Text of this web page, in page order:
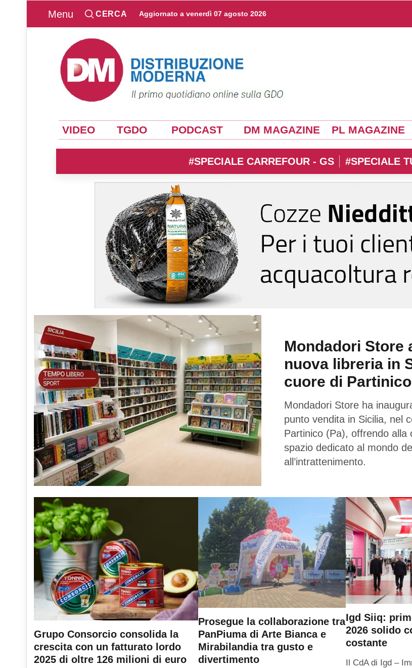
Menu CERCA Aggiornato a venerdì 07 agosto 2026
VIDEO TGDO PODCAST DM MAGAZINE PL MAGAZINE
#SPECIALE CARREFOUR - GS #SPECIALE
Mondadori Store
nuova libreria in
cuore di
Mondadori Store ha
punto vendita in Sicilia, nel
Partinico (Pa), offrendo alla
spazio dedicato al mondo
all’intrattenimento.
Grupo Consorcio consolida la
crescita con un fatturato lordo
2025 di oltre 126 milioni di euro
Prosegue la collaborazione tra
PanPiuma di Arte Bianca e
Mirabilandia tra gusto e
divertimento
Igd Siiq:
2026 solido
costante
Il CdA di Igd –